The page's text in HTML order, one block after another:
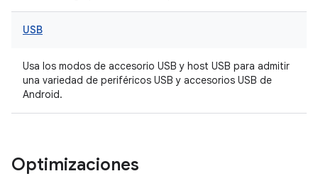
USB
Usa los modos de accesorio USB y host USB para admitir
una variedad de periféricos USB y accesorios USB de
Android.
Optimizaciones